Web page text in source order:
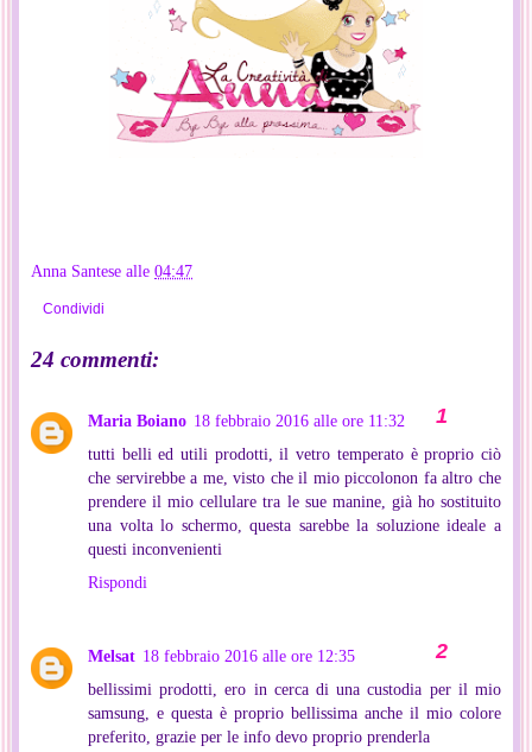
Anna Santese alle 04:47
Condividi
24 commenti:
Maria Boiano 18 febbraio 2016 alle ore 11:32
tutti belli ed utili prodotti, il vetro temperato è proprio ciò
che servirebbe a me, visto che il mio piccolonon fa altro che
prendere il mio cellulare tra le sue manine, già ho sostituito
una volta lo schermo, questa sarebbe la soluzione ideale a
questi inconvenienti
Rispondi
Melsat 18 febbraio 2016 alle ore 12:35
bellissimi prodotti, ero in cerca di una custodia per il mio
samsung, e questa è proprio bellissima anche il mio colore
preferito, grazie per le info devo proprio prenderla